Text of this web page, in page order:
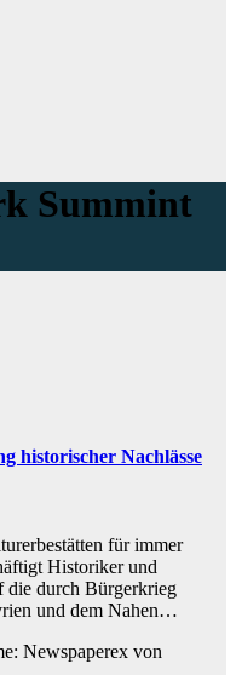
Summint
historischer Nachlässe
für immer
Historiker und
durch Bürgerkrieg
und dem Nahen…
Newspaperex von